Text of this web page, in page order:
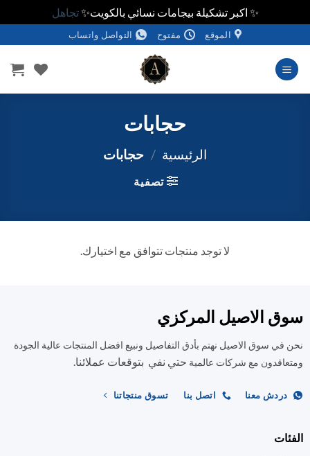
✨ اكبر تشكيلة بيجامات نسائي بالكويت✨تجاهل
للمحتوى
الموقع مفتوح التواصل واتساب
حجابات
الرئيسية / حجابات
تصفية
لا توجد منتجات تتوافق مع اختيارك.
سوق الاصيل المركزي
نحن في سوق الاصيل نهتم بأدق التفاصيل ونبيع افضل المنتجات عالية الجودة
ومتعاقدون مع شركات عالمية حتي نفي بتوقعات عملائنا.
دردش معنا اتصل بنا تسوق منتجاتنا
الفئات